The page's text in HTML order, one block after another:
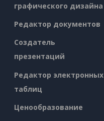
графического дизайна
Редактор документов
Создатель
презентаций
Редактор электронных
таблиц
Ценообразование